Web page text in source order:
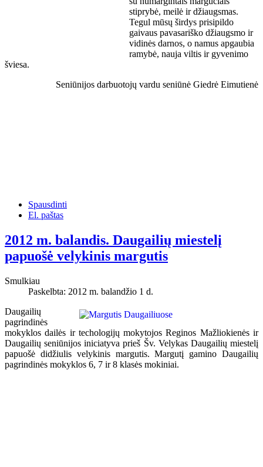
stiprybė, meilė ir džiaugsmas.
Tegul mūsų širdys prisipildo
gaivaus pavasariško džiaugsmo ir
vidinės darnos, o namus apgaubia
ramybė, nauja viltis ir gyvenimo
šviesa.
Seniūnijos darbuotojų vardu seniūnė Giedrė Eimutienė
Spausdinti
El. paštas
2012 m. balandis. Daugailių miestelį
papuošė velykinis margutis
Smulkiau
Paskelbta: 2012 m. balandžio 1 d.
Daugailių
pagrindinės
mokyklos dailės ir techologijų mokytojos Reginos Mažliokienės ir
Daugailių seniūnijos iniciatyva prieš Šv. Velykas Daugailių miestelį
papuošė didžiulis velykinis margutis. Margutį gamino Daugailių
pagrindinės mokyklos 6, 7 ir 8 klasės mokiniai.